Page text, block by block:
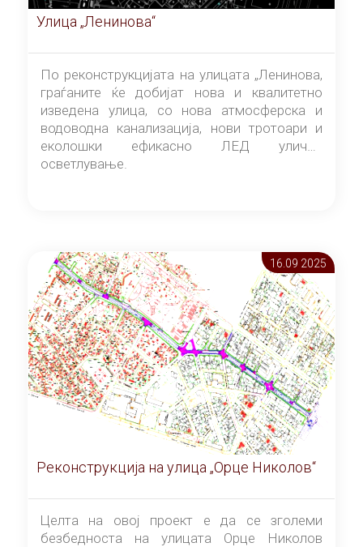
Улица „Ленинова“
По реконструкцијата на улицата „Ленинова,
граѓаните ќе добијат нова и квалитетно
изведена улица, со нова атмосферска и
водоводна канализација, нови тротоари и
еколошки ефикасно ЛЕД улично
осветлување.
16.09 2025
Реконструкција на улица „Орце Николов“
Целта на овој проект е да се зголеми
безбедноста на улицата Орце Николов